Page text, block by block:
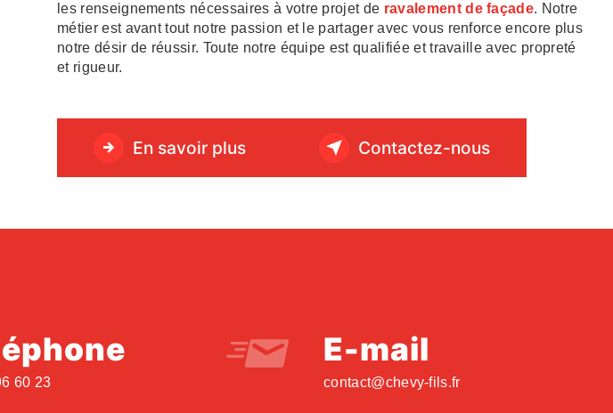
les renseignements nécessaires à votre projet de ravalement de façade. Notre
métier est avant tout notre passion et le partager avec vous renforce encore plus
notre désir de réussir. Toute notre équipe est qualifiée et travaille avec propreté
et rigueur.
En savoir plus Contactez-nous
60 23
E-mail
contact@chevy-fils.fr